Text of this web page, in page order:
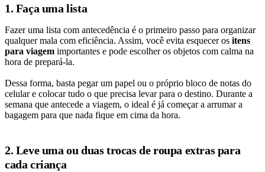
1. Faça uma lista
Fazer uma lista com antecedência é o primeiro passo para organizar
qualquer mala com eficiência. Assim, você evita esquecer os itens
para viagem importantes e pode escolher os objetos com calma na
hora de prepará-la.
Dessa forma, basta pegar um papel ou o próprio bloco de notas do
celular e colocar tudo o que precisa levar para o destino. Durante a
semana que antecede a viagem, o ideal é já começar a arrumar a
bagagem para que nada fique em cima da hora.
2. Leve uma ou duas trocas de roupa extras para
cada criança